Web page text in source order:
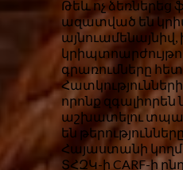
Թեև ոչ ձեռներեց
ազատված են
գրառումները
որոնք
աշխատելու
են
Հայաստանի
ՏՀԶԿ-ի CARF-ի